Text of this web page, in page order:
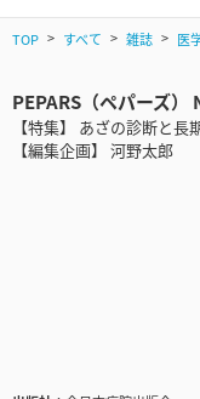
TOP すべて 雑誌 医
PEPARS（ペパーズ）
【特集】 あざの診断と長
【編集企画】 河野太郎